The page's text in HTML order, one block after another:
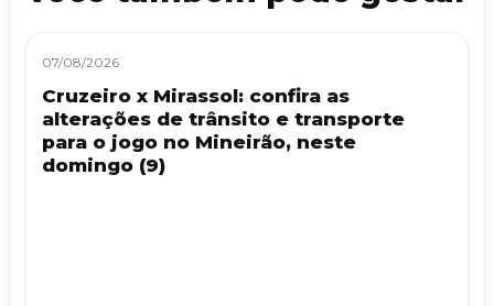
07/08/2026
Cruzeiro x Mirassol: confira as
alterações de trânsito e transporte
para o jogo no Mineirão, neste
domingo (9)